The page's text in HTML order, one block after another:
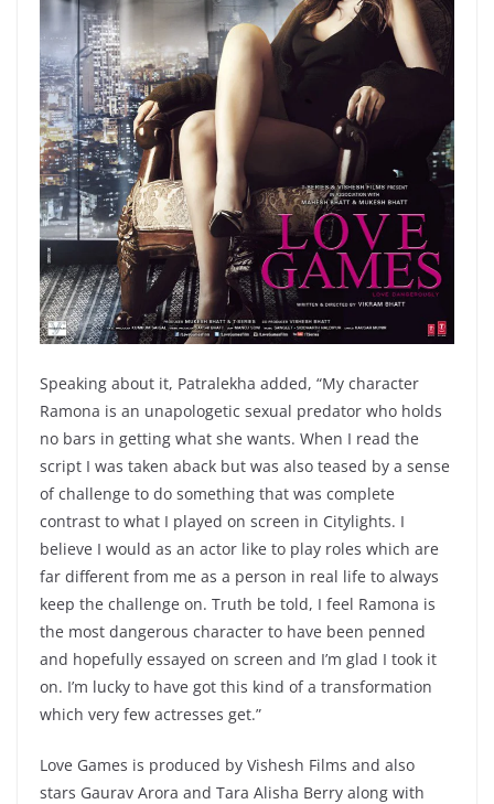
Speaking about it, Patralekha added, “My character
Ramona is an unapologetic sexual predator who holds
no bars in getting what she wants. When I read the
script I was taken aback but was also teased by a sense
of challenge to do something that was complete
contrast to what I played on screen in Citylights. I
believe I would as an actor like to play roles which are
far different from me as a person in real life to always
keep the challenge on. Truth be told, I feel Ramona is
the most dangerous character to have been penned
and hopefully essayed on screen and I’m glad I took it
on. I’m lucky to have got this kind of a transformation
which very few actresses get.”
Love Games is produced by Vishesh Films and also
stars Gaurav Arora and Tara Alisha Berry along with